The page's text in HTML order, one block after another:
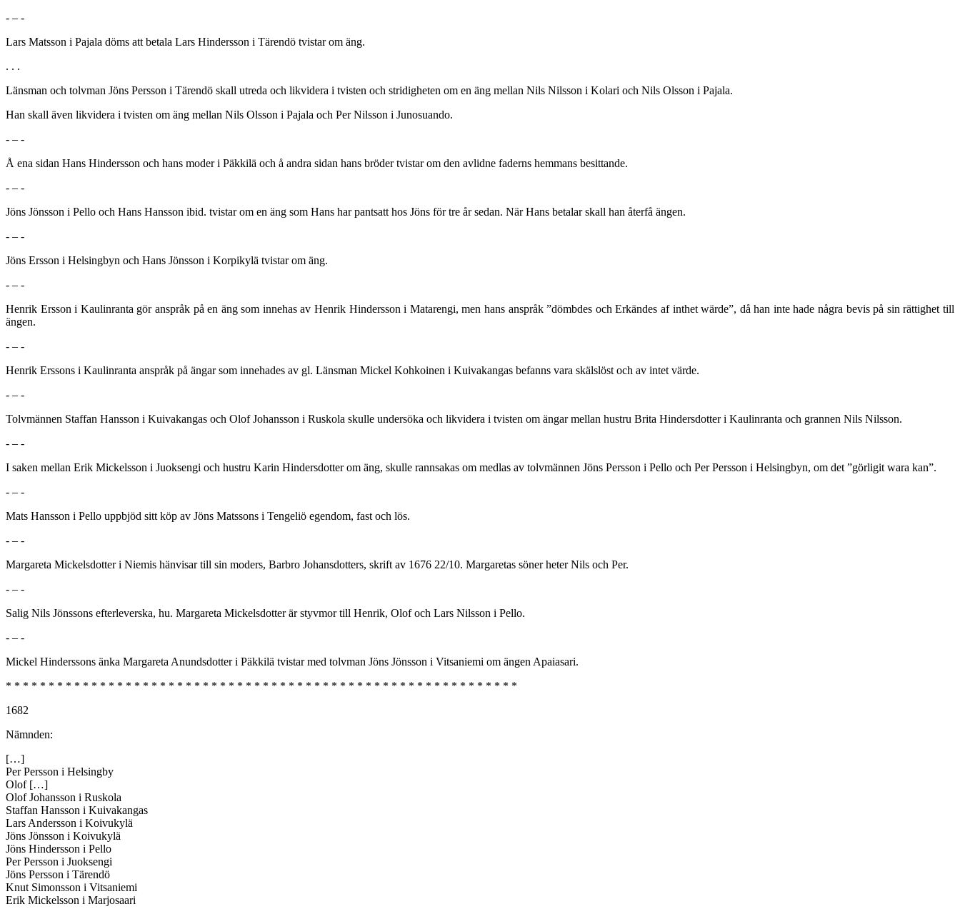
- – -
Lars Matsson i Pajala döms att betala Lars Hindersson i Tärendö tvistar om äng.
. . .
Länsman och tolvman Jöns Persson i Tärendö skall utreda och likvidera i tvisten och stridigheten om en äng mellan Nils Nilsson i Kolari och Nils Olsson i Pajala.
Han skall även likvidera i tvisten om äng mellan Nils Olsson i Pajala och Per Nilsson i Junosuando.
- – -
Å ena sidan Hans Hindersson och hans moder i Päkkilä och å andra sidan hans bröder tvistar om den avlidne faderns hemmans besittande.
- – -
Jöns Jönsson i Pello och Hans Hansson ibid. tvistar om en äng som Hans har pantsatt hos Jöns för tre år sedan. När Hans betalar skall han återfå ängen.
- – -
Jöns Ersson i Helsingbyn och Hans Jönsson i Korpikylä tvistar om äng.
- – -
Henrik Ersson i Kaulinranta gör anspråk på en äng som innehas av Henrik Hindersson i Matarengi, men hans anspråk ”dömbdes och Erkändes af inthet wärde”, då han inte hade några bevis på sin rättighet till
ängen.
- – -
Henrik Erssons i Kaulinranta anspråk på ängar som innehades av gl. Länsman Mickel Kohkoinen i Kuivakangas befanns vara skälslöst och av intet värde.
- – -
Tolvmännen Staffan Hansson i Kuivakangas och Olof Johansson i Ruskola skulle undersöka och likvidera i tvisten om ängar mellan hustru Brita Hindersdotter i Kaulinranta och grannen Nils Nilsson.
- – -
I saken mellan Erik Mickelsson i Juoksengi och hustru Karin Hindersdotter om äng, skulle rannsakas om medlas av tolvmännen Jöns Persson i Pello och Per Persson i Helsingbyn, om det ”görligit wara kan”.
- – -
Mats Hansson i Pello uppbjöd sitt köp av Jöns Matssons i Tengeliö egendom, fast och lös.
- – -
Margareta Mickelsdotter i Niemis hänvisar till sin moders, Barbro Johansdotters, skrift av 1676 22/10. Margaretas söner heter Nils och Per.
- – -
Salig Nils Jönssons efterleverska, hu. Margareta Mickelsdotter är styvmor till Henrik, Olof och Lars Nilsson i Pello.
- – -
Mickel Hinderssons änka Margareta Anundsdotter i Päkkilä tvistar med tolvman Jöns Jönsson i Vitsaniemi om ängen Apaiasari.
* * * * * * * * * * * * * * * * * * * * * * * * * * * * * * * * * * * * * * * * * * * * * * * * * * * * * * * * * * * *
1682
Nämnden:
[…]
Per Persson i Helsingby
Olof […]
Olof Johansson i Ruskola
Staffan Hansson i Kuivakangas
Lars Andersson i Koivukylä
Jöns Jönsson i Koivukylä
Jöns Hindersson i Pello
Per Persson i Juoksengi
Jöns Persson i Tärendö
Knut Simonsson i Vitsaniemi
Erik Mickelsson i Marjosaari